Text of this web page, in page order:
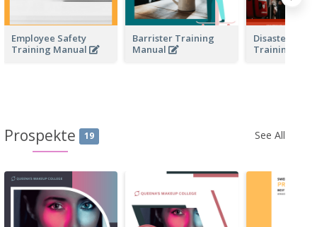
Employee Safety
Training Manual
Barrister Training
Manual
Disaster
Training
Prospekte 19 See All